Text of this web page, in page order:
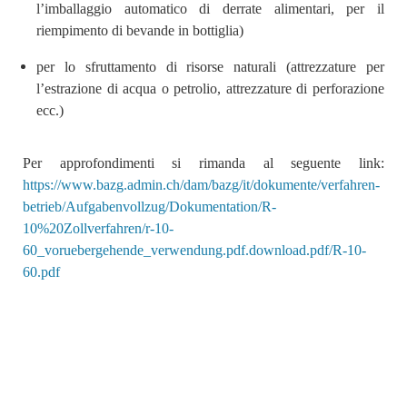
l’imballaggio automatico di derrate alimentari, per il
riempimento di bevande in bottiglia)
per lo sfruttamento di risorse naturali (attrezzature per
l’estrazione di acqua o petrolio, attrezzature di perforazione
ecc.)
Per approfondimenti si rimanda al seguente link:
https://www.bazg.admin.ch/dam/bazg/it/dokumente/verfahren-
betrieb/Aufgabenvollzug/Dokumentation/R-
10%20Zollverfahren/r-10-
60_voruebergehende_verwendung.pdf.download.pdf/R-10-
60.pdf